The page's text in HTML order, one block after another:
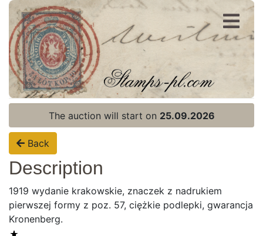
Register
Login
The auction will start on 25.09.2026
Back
Description
1919 wydanie krakowskie, znaczek z nadrukiem
pierwszej formy z poz. 57, ciężkie podlepki, gwarancja
Kronenberg.